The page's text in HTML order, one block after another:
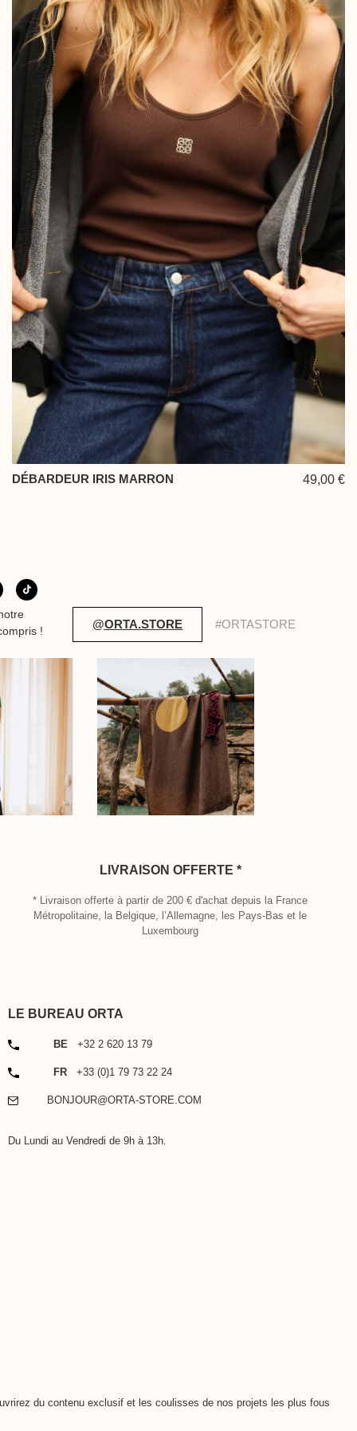
DÉBARDEUR IRIS MARRON 49,00 €
!
@ORTA.STORE #ORTASTORE
LIVRAISON OFFERTE *
* Livraison offerte à partir de 200 € d'achat depuis la France
Métropolitaine, la Belgique, l’Allemagne, les Pays-Bas et le
Luxembourg
LE BUREAU ORTA
TÉLÉPHONE
BE +32 2 620 13 79
TÉLÉPHONE
FR +33 (0)1 79 73 22 24
EMAILBONJOUR@ORTA-STORE.COM
Du Lundi au Vendredi de 9h à 13h.
du contenu exclusif et les coulisses de nos projets les plus fous